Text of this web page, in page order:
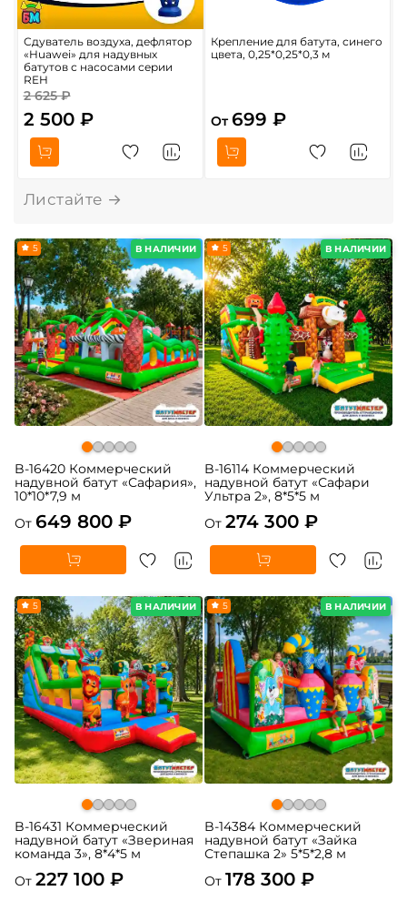
Сдуватель воздуха, дефлятор
«Huawei» для надувных
батутов с насосами серии
REH
2 625 ₽
2 500 ₽
Крепление для батута, синего
цвета, 0,25*0,25*0,3 м
От 699 ₽
В НАЛИЧИИ
5
B-16420 Коммерческий
надувной батут «Сафария»,
10*10*7,9 м
От 649 800 ₽
В НАЛИЧИИ
5
B-16114 Коммерческий
надувной батут «Сафари
Ультра 2», 8*5*5 м
От 274 300 ₽
В НАЛИЧИИ
5
B-16431 Коммерческий
надувной батут «Звериная
команда 3», 8*4*5 м
От 227 100 ₽
В НАЛИЧИИ
5
B-14384 Коммерческий
надувной батут «Зайка
Степашка 2» 5*5*2,8 м
От 178 300 ₽